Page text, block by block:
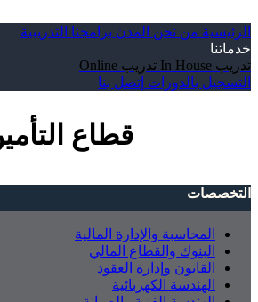
الرئيسية من نحن المدن برامجنا التدريبية
خدماتنا
تدريب In House
تدريب Online
التسجيل بالدورات إتصل بنا
قطاع
التخصصات
المحاسبة والإدارة المالية
البنوك والقطاع المالي
القانون وإدارة العقود
الهندسة الكهربائية